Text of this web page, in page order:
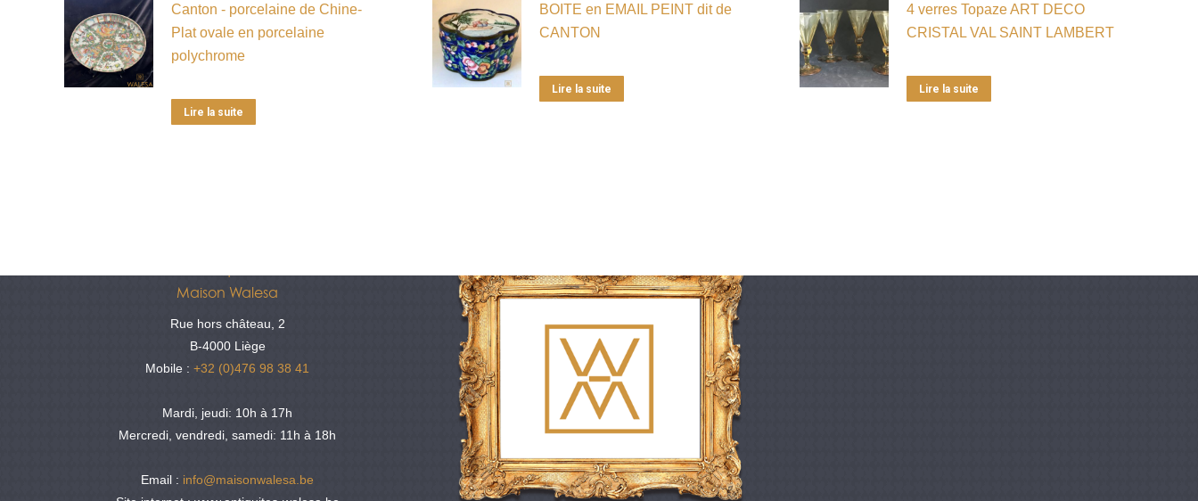
Canton - porcelaine de Chine-
Plat ovale en porcelaine
polychrome
Lire la suite
BOITE en EMAIL PEINT dit de
CANTON
Lire la suite
4 verres Topaze ART DECO
CRISTAL VAL SAINT LAMBERT
Lire la suite
Maison Walesa
Rue hors château, 2
B-4000 Liège
Mobile :+32 (0)476 98 38 41
Mardi, jeudi: 10h à 17h
Mercredi, vendredi, samedi: 11h à 18h
Email : info@maisonwalesa.be